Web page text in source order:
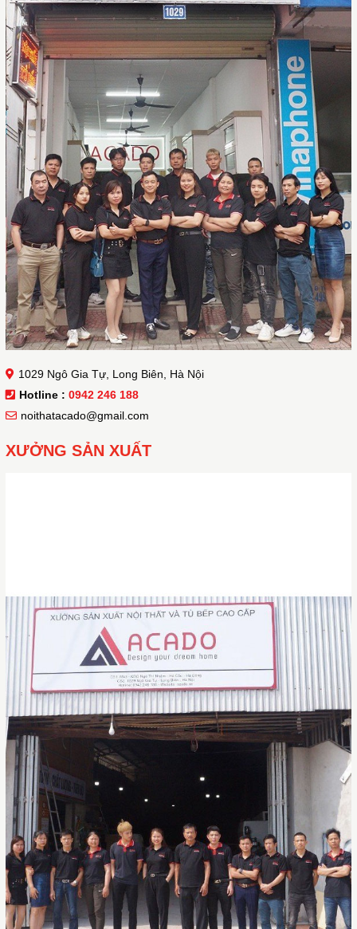
1029 Ngô Gia Tự, Long Biên, Hà Nội
Hotline : 0942 246 188
noithatacado@gmail.com
XƯỞNG SẢN XUẤT